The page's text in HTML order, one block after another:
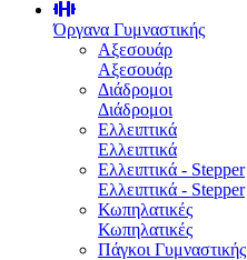
Όργανα Γυμναστικής
Αξεσουάρ
Αξεσουάρ
Διάδρομοι
Διάδρομοι
Ελλειπτικά
Ελλειπτικά
Ελλειπτικά - Stepper
Ελλειπτικά - Stepper
Κωπηλατικές
Κωπηλατικές
Πάγκοι Γυμναστικής